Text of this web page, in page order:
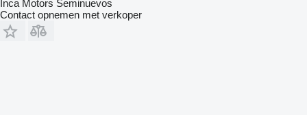
Inca Motors Seminuevos
Contact opnemen met verkoper